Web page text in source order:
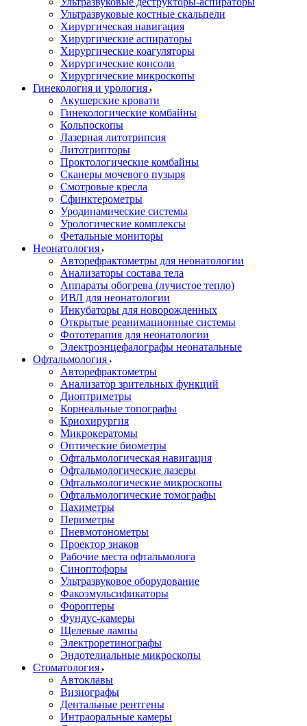
Ультразвуковые костные скальпели
Хирургическая навигация
Хирургические аспираторы
Хирургические коагуляторы
Хирургические консоли
Хирургические микроскопы
Гинекология и урология
Акушерские кровати
Гинекологические комбайны
Кольпоскопы
Лазерная литотрипсия
Литотрипторы
Проктологические комбайны
Сканеры мочевого пузыря
Смотровые кресла
Сфинктерометры
Уродинамические системы
Урологические комплексы
Фетальные мониторы
Неонатология
Авторефрактометры для неонатологии
Анализаторы состава тела
Аппараты обогрева (лучистое тепло)
ИВЛ для неонатологии
Инкубаторы для новорожденных
Открытые реанимационные системы
Фототерапия для неонатологии
Электроэнцефалографы неонатальные
Офтальмология
Авторефрактометры
Анализатор зрительных функций
Диоптриметры
Корнеальные топографы
Криохирургия
Микрокератомы
Оптические биометры
Офтальмологическая навигация
Офтальмологические лазеры
Офтальмологические микроскопы
Офтальмологические томографы
Пахиметры
Периметры
Пневмотонометры
Проектор знаков
Рабочие места офтальмолога
Синоптофоры
Ультразвуковое оборудование
Факоэмульсификаторы
Фороптеры
Фундус-камеры
Щелевые лампы
Электроретинографы
Эндотелиальные микроскопы
Стоматология
Автоклавы
Визиографы
Дентальные рентгены
Интраоральные камеры